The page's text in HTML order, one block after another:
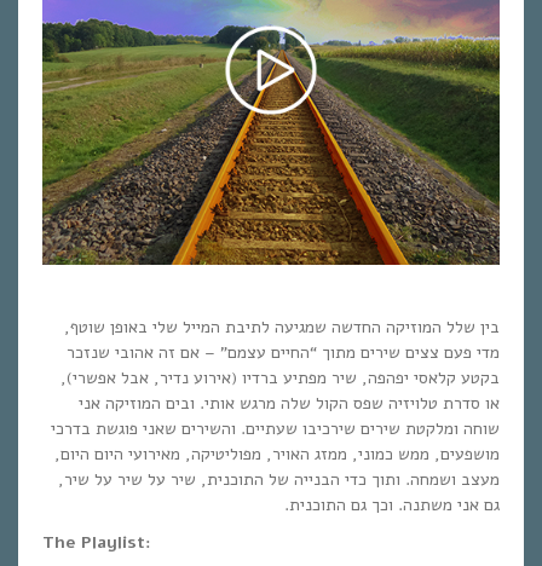
בין שלל המוזיקה החדשה שמגיעה לתיבת המייל שלי באופן שוטף,
מדי פעם צצים שירים מתוך “החיים עצמם” – אם זה אהובי שנזכר
בקטע קלאסי יפהפה, שיר מפתיע ברדיו (אירוע נדיר, אבל אפשרי),
או סדרת טלויזיה שפס הקול שלה מרגש אותי. ובים המוזיקה אני
שוחה ומלקטת שירים שירכיבו שעתיים. והשירים שאני פוגשת בדרכי
מושפעים, ממש כמוני, ממזג האויר, מפוליטיקה, מאירועי היום היום,
מעצב ושמחה. ותוך כדי הבנייה של התוכנית, שיר על שיר על שיר,
גם אני משתנה. וכך גם התוכנית.
The Playlist: